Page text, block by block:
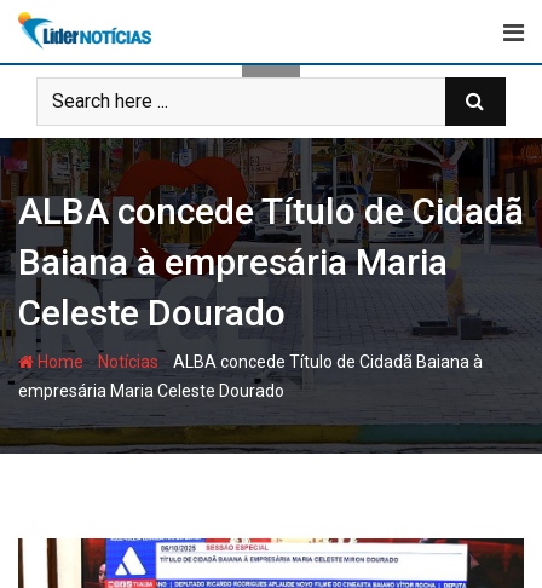
Skip
content
ALBA concede Título de Cidadã
Baiana à empresária Maria
Celeste Dourado
Home - Notícias -ALBA concede Título de Cidadã Baiana à
empresária Maria Celeste Dourado